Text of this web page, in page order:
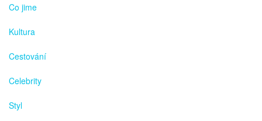
Co jime
Kultura
Cestování
Celebrity
Styl